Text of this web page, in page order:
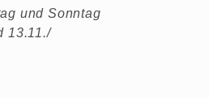
und Sonntag
13.11./